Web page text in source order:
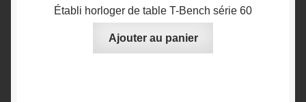
Établi horloger de table T-Bench série 60
Ajouter au panier